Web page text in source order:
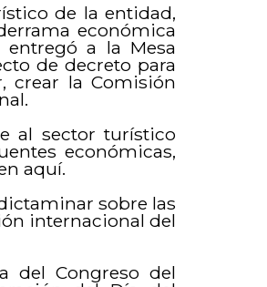
de la entidad,
económica
entregó a la Mesa
de decreto para
crear la Comisión
al sector turístico
económicas,
aquí.
sobre las
internacional del
del Congreso del